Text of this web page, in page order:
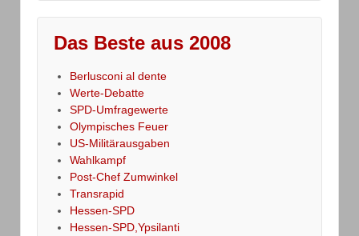
Das Beste aus 2008
Berlusconi al dente
Werte-Debatte
SPD-Umfragewerte
Olympisches Feuer
US-Militärausgaben
Wahlkampf
Post-Chef Zumwinkel
Transrapid
Hessen-SPD
Hessen-SPD,Ypsilanti